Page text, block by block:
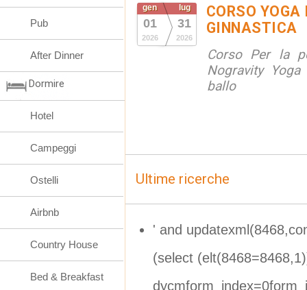
gen
01
2026
lug
31
2026
CORSO
GINNASTICA
Corso Per la
Nogravity
ballo
Ultime ricerche
' and
(select
Pub
After Dinner
Dormire
Hotel
Campeggi
Ostelli
Airbnb
Country House
Bed & Breakfast